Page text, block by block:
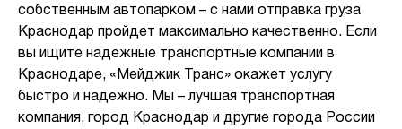
собственным автопарком – с нами отправка груза
Краснодар пройдет максимально качественно. Если
вы ищите надежные транспортные компании в
Краснодаре, «Мейджик Транс» окажет услугу
быстро и надежно. Мы – лучшая транспортная
компания, город Краснодар и другие города России